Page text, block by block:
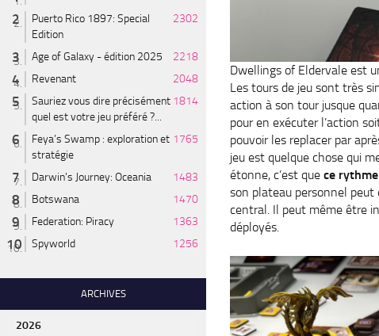
Dwellings of Eldervale est
Les tours de jeu sont très
action à son tour jusque
pour en exécuter l’action
pouvoir les replacer par
jeu est quelque chose qui
étonne, c’est que ce
son plateau personnel
central. Il peut même être
déployés.
Puerto Rico 1897: Special
Edition
2302
Age of Galaxy - édition 2025
2218
Revenant
2048
Sauriez vous dire précisément
quel est votre jeu préféré ?...
1814
Feya’s Swamp : exploration et
stratégie
1765
Darwin's Journey: Oceania
1483
Botswana
1470
Federation: Piracy
1363
Spyworld
1256
ARCHIVES
2026